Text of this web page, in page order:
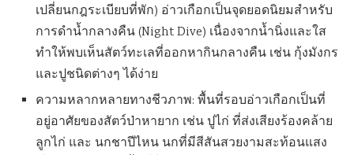
เปลี่ยนกฎระเบียบที่พัก) อ่าวเกือกเป็นจุดยอดนิยมสำหรับ
การดำน้ำกลางคืน (Night Dive) เนื่องจากน้ำนิ่งและใส
ทำให้พบเห็นสัตว์ทะเลที่ออกหากินกลางคืน เช่น กุ้งมังกร
และปูชนิดต่างๆ ได้ง่าย
ความหลากหลายทางชีวภาพ: พื้นที่รอบอ่าวเกือกเป็นที่
อยู่อาศัยของสัตว์ป่าหายาก เช่น ปูไก่ ที่ส่งเสียงร้องคล้าย
ลูกไก่ และ นกชาปีไหน นกที่มีสีสันสวยงามสะท้อนแสง